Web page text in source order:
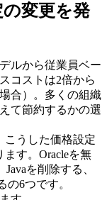
変更を発
ルから従業員ベー
コストは2倍から
合）。多くの組織
て節約するかの選
こうした価格設定
す。Oracleを無
を削除する、
の6つです。